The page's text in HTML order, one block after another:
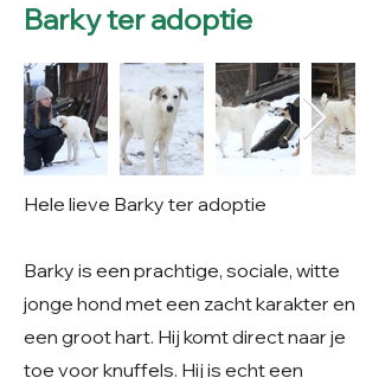
Barky ter adoptie
Hele lieve Barky ter adoptie
Barky is een prachtige, sociale, witte
jonge hond met een zacht karakter en
een groot hart. Hij komt direct naar je
toe voor knuffels. Hij is echt een